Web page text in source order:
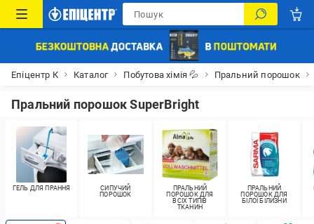
Епіцентр К Каталог Побутова хімія 💦 Пральний порошок
Пральний порошок SuperBright
ГЕЛЬ ДЛЯ ПРАННЯ
СИПУЧИЙ
ПОРОШОК
ПРАЛЬНИЙ
ПОРОШОК ДЛЯ
ВСІХ ТИПІВ
ТКАНИН
ПРАЛЬНИЙ
ПОРОШОК ДЛЯ
БІЛОЇ БІЛИЗНИ